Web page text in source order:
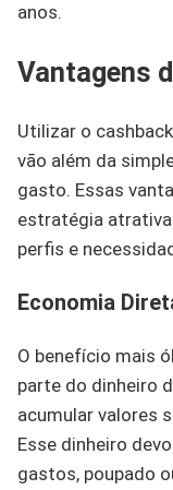
anos.
Vantagens
Utilizar o
vão além da
gasto. Essas
estratégia
perfis e
Economia
O benefício mais
parte do dinheiro
acumular valores
Esse dinheiro
gastos, poupado